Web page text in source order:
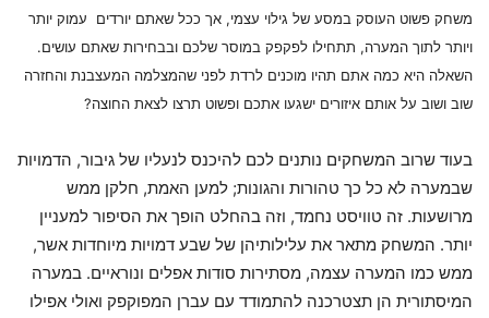
משחק פשוט העוסק במסע של גילוי עצמי, אך ככל שאתם יורדים עמוק יותר
ויותר לתוך המערה, תתחילו לפקפק במוסר שלכם ובבחירות שאתם עושים.
השאלה היא כמה אתם תהיו מוכנים לרדת לפני שהמצלמה המעצבנת והחזרה
שוב ושוב על אותם איזורים ישגעו אתכם ופשוט תרצו לצאת החוצה?
בעוד שרוב המשחקים נותנים לכם להיכנס לנעליו של גיבור, הדמויות
שבמערה לא כל כך טהורות והגונות; למען האמת, חלקן ממש
מרושעות. זה טוויסט נחמד, וזה בהחלט הופך את הסיפור למעניין
יותר. המשחק מתאר את עלילותיהן של שבע דמויות מיוחדות אשר,
ממש כמו המערה עצמה, מסתירות סודות אפלים ונוראיים. במערה
המיסתורית הן תצטרכנה להתמודד עם עברן המפוקפק ואולי אפילו